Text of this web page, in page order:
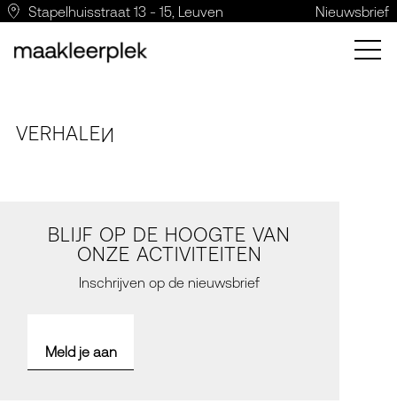
Stapelhuisstraat 13 - 15, Leuven Nieuwsbrief
VERHALEN
BLIJF OP DE HOOGTE VAN
ONZE ACTIVITEITEN
Inschrijven op de nieuwsbrief
Meld je aan